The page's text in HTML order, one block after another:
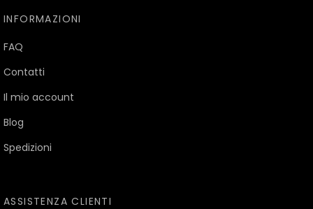
INFORMAZIONI
FAQ
Contatti
Il mio account
Blog
Spedizioni
ASSISTENZA CLIENTI